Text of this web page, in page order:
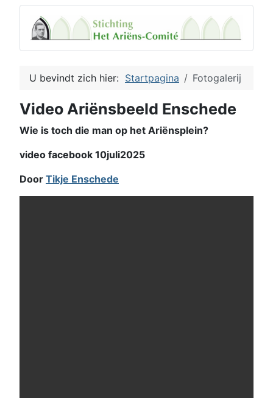
U bevindt zich hier: Startpagina Fotogalerij
Video Ariënsbeeld Enschede
Wie is toch die man op het Ariënsplein?
video facebook 10juli2025
Door Tikje Enschede